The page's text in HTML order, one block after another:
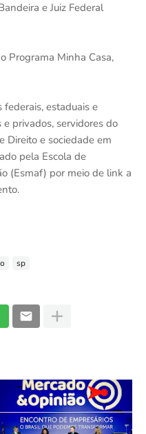
e Juiz Federal
Programa Minha Casa,
estaduais e
privados, servidores do
Direito e sociedade em
pela Escola de
(Esmaf) por meio de link a
sp